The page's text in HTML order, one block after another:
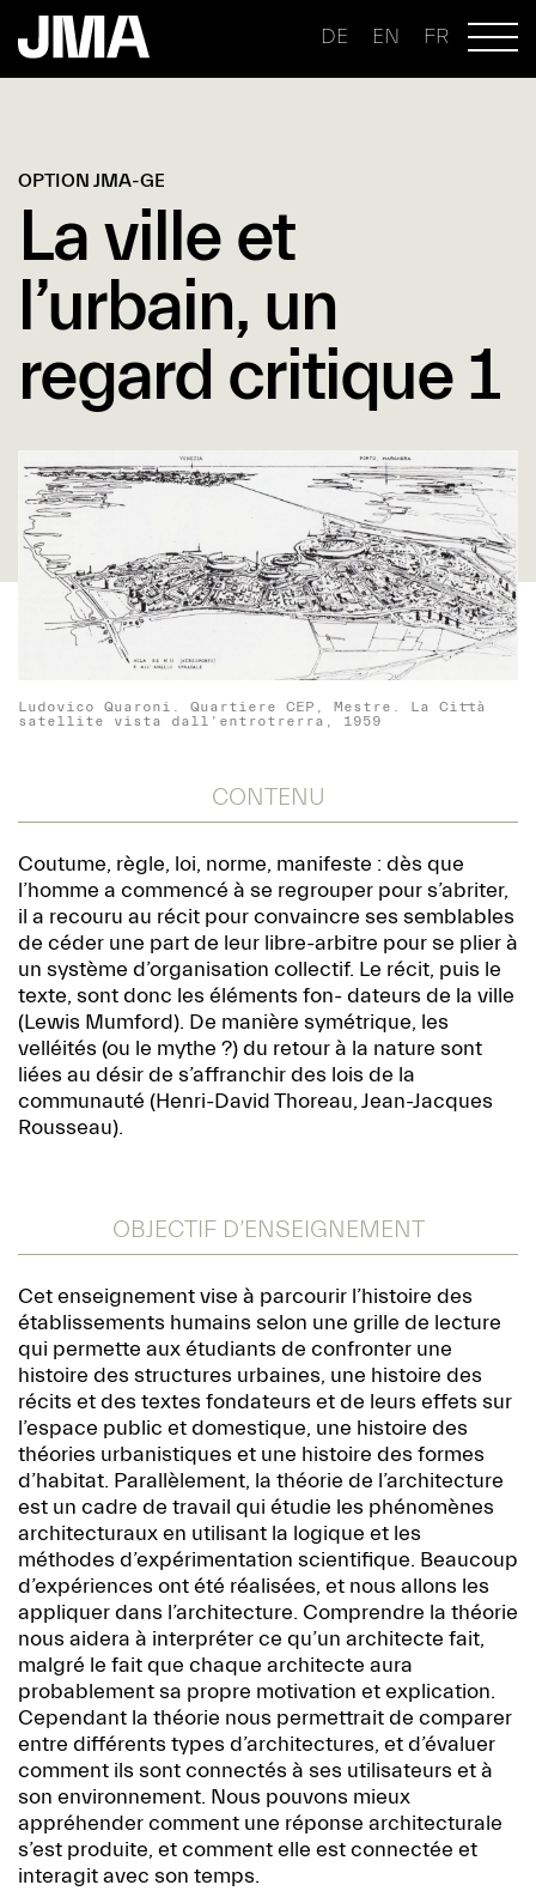
DE EN FR
OPTION JMA-GE
La ville et
l’urbain, un
regard critique 1
Ludovico Quaroni. Quartiere CEP, Mestre. La Città
satellite vista dall’entrotrerra, 1959
CONTENU
Coutume, règle, loi, norme, manifeste : dès que
l’homme a commencé à se regrouper pour s’abriter,
il a recouru au récit pour convaincre ses semblables
de céder une part de leur libre-arbitre pour se plier à
un système d’organisation collectif. Le récit, puis le
texte, sont donc les éléments fon- dateurs de la ville
(Lewis Mumford). De manière symétrique, les
velléités (ou le mythe ?) du retour à la nature sont
liées au désir de s’affranchir des lois de la
communauté (Henri-David Thoreau, Jean-Jacques
Rousseau).
OBJECTIF D’ENSEIGNEMENT
Cet enseignement vise à parcourir l’histoire des
établissements humains selon une grille de lecture
qui permette aux étudiants de confronter une
histoire des structures urbaines, une histoire des
récits et des textes fondateurs et de leurs effets sur
l’espace public et domestique, une histoire des
théories urbanistiques et une histoire des formes
d’habitat. Parallèlement, la théorie de l’architecture
est un cadre de travail qui étudie les phénomènes
architecturaux en utilisant la logique et les
méthodes d’expérimentation scientifique. Beaucoup
d’expériences ont été réalisées, et nous allons les
appliquer dans l’architecture. Comprendre la théorie
nous aidera à interpréter ce qu’un architecte fait,
malgré le fait que chaque architecte aura
probablement sa propre motivation et explication.
Cependant la théorie nous permettrait de comparer
entre différents types d’architectures, et d’évaluer
comment ils sont connectés à ses utilisateurs et à
son environnement. Nous pouvons mieux
appréhender comment une réponse architecturale
s’est produite, et comment elle est connectée et
interagit avec son temps.